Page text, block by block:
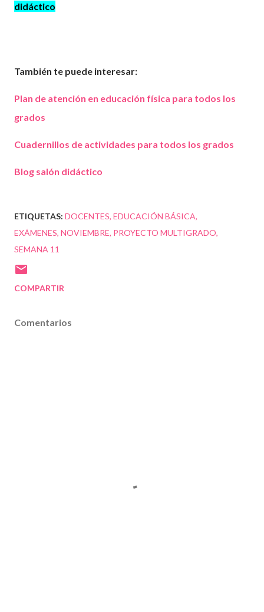
didáctico
También te puede interesar:
Plan de atención en educación física para todos los
grados
Cuadernillos de actividades para todos los grados
Blog salón didáctico
ETIQUETAS: DOCENTES EDUCACIÓN BÁSICA
EXÁMENES NOVIEMBRE PROYECTO MULTIGRADO
SEMANA 11
COMPARTIR
Comentarios